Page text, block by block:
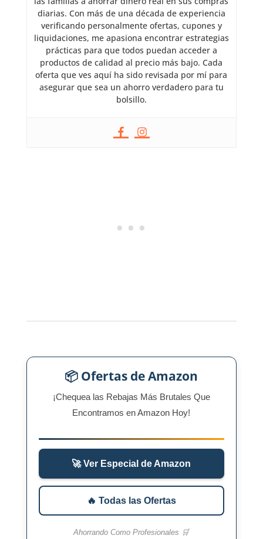
diarias. Con más de una década de experiencia
verificando personalmente ofertas, cupones y
liquidaciones, me apasiona encontrar estrategias
prácticas para que todos puedan acceder a
productos de calidad al precio más bajo. Cada
oferta que ves aquí ha sido revisada por mí para
asegurar que sea un ahorro verdadero para tu
bolsillo.
📦 Ofertas de Amazon
¡Chequea las Rebajas Más Brutales Que
Encontramos en Amazon Hoy!
🚀 Ver Especial de Amazon
🔥 Todas las Ofertas
Ahorrando Como Profesionales 🛒